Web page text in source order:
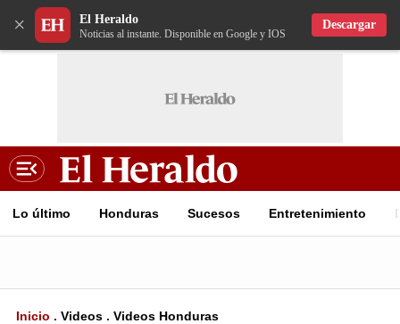
× El Heraldo
Noticias al instante. Disponible en Google y IOS
Descargar
Lo último Honduras Sucesos Entretenimiento
Inicio . Videos . Videos Honduras